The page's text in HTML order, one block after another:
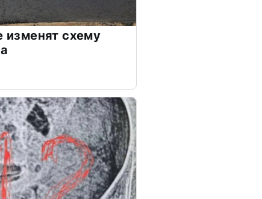
изменят схему